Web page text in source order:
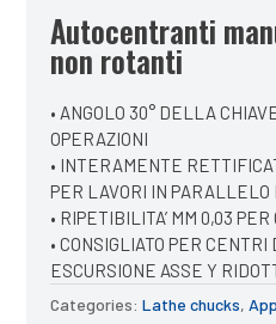
Autocentranti
non rotanti
• ANGOLO 30° DELLA
OPERAZIONI
• INTERAMENTE
PER LAVORI IN PARALLELO
• RIPETIBILITA’ MM 0,03
• CONSIGLIATO PER CENTRI
ESCURSIONE ASSE Y
Categories:Lathe chucks,